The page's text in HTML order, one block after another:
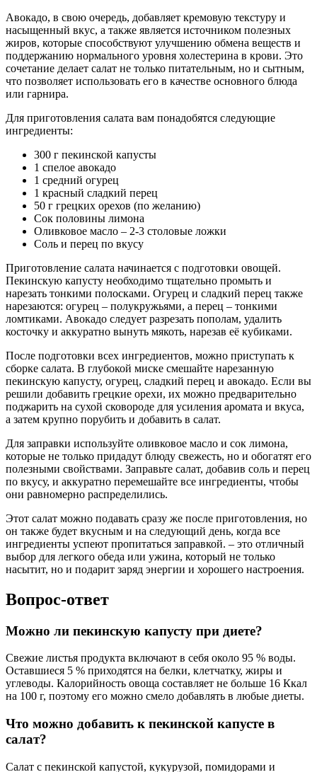
Авокадо, в свою очередь, добавляет кремовую текстуру и
насыщенный вкус, а также является источником полезных
жиров, которые способствуют улучшению обмена веществ и
поддержанию нормального уровня холестерина в крови. Это
сочетание делает салат не только питательным, но и сытным,
что позволяет использовать его в качестве основного блюда
или гарнира.
Для приготовления салата вам понадобятся следующие
ингредиенты:
300 г пекинской капусты
1 спелое авокадо
1 средний огурец
1 красный сладкий перец
50 г грецких орехов (по желанию)
Сок половины лимона
Оливковое масло – 2-3 столовые ложки
Соль и перец по вкусу
Приготовление салата начинается с подготовки овощей.
Пекинскую капусту необходимо тщательно промыть и
нарезать тонкими полосками. Огурец и сладкий перец также
нарезаются: огурец – полукружьями, а перец – тонкими
ломтиками. Авокадо следует разрезать пополам, удалить
косточку и аккуратно вынуть мякоть, нарезав её кубиками.
После подготовки всех ингредиентов, можно приступать к
сборке салата. В глубокой миске смешайте нарезанную
пекинскую капусту, огурец, сладкий перец и авокадо. Если вы
решили добавить грецкие орехи, их можно предварительно
поджарить на сухой сковороде для усиления аромата и вкуса,
а затем крупно порубить и добавить в салат.
Для заправки используйте оливковое масло и сок лимона,
которые не только придадут блюду свежесть, но и обогатят его
полезными свойствами. Заправьте салат, добавив соль и перец
по вкусу, и аккуратно перемешайте все ингредиенты, чтобы
они равномерно распределились.
Этот салат можно подавать сразу же после приготовления, но
он также будет вкусным и на следующий день, когда все
ингредиенты успеют пропитаться заправкой. – это отличный
выбор для легкого обеда или ужина, который не только
насытит, но и подарит заряд энергии и хорошего настроения.
Вопрос-ответ
Можно ли пекинскую капусту при диете?
Свежие листья продукта включают в себя около 95 % воды.
Оставшиеся 5 % приходятся на белки, клетчатку, жиры и
углеводы. Калорийность овоща составляет не больше 16 Ккал
на 100 г, поэтому его можно смело добавлять в любые диеты.
Что можно добавить к пекинской капусте в
салат?
Салат с пекинской капустой, кукурузой, помидорами и